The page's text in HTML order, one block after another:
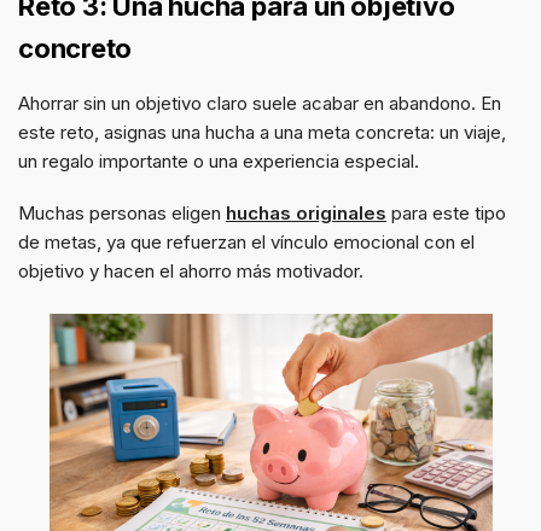
concreto
Ahorrar sin un objetivo claro suele acabar en abandono. En
este reto, asignas una hucha a una meta concreta: un viaje,
un regalo importante o una experiencia especial.
Muchas personas eligen huchas originales para este tipo
de metas, ya que refuerzan el vínculo emocional con el
objetivo y hacen el ahorro más motivador.